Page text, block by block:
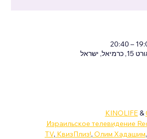
KINOLIFE &
Израильское телевидение
TV, КвизПлиз!, Олим Хадашим,